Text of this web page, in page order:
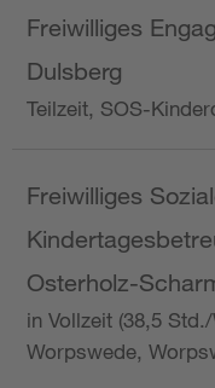
Freiwilliges
Dulsberg
Teilzeit, SOS-
Freiwilliges
Osterholz-
in Vollzeit (38,5
Worpswede,